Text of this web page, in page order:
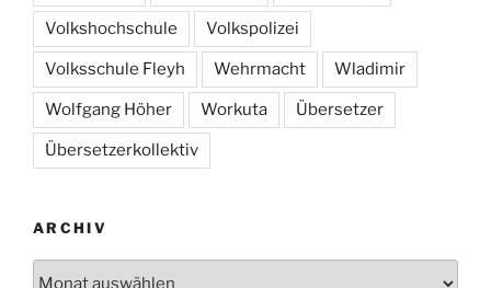
Volkshochschule Volkspolizei
Volksschule Fleyh Wehrmacht Wladimir
Wolfgang Höher Workuta Übersetzer
Übersetzerkollektiv
ARCHIV